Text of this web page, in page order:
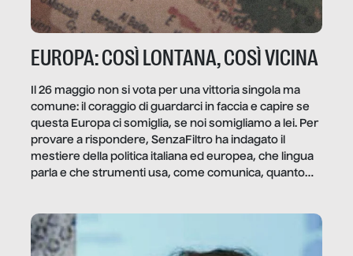
EUROPA: COSÌ LONTANA, COSÌ VICINA
Il 26 maggio non si vota per una vittoria singola ma
comune: il coraggio di guardarci in faccia e capire se
questa Europa ci somiglia, se noi somigliamo a lei. Per
provare a rispondere, SenzaFiltro ha indagato il
mestiere della politica italiana ed europea, che lingua
parla e che strumenti usa, come comunica, quanto